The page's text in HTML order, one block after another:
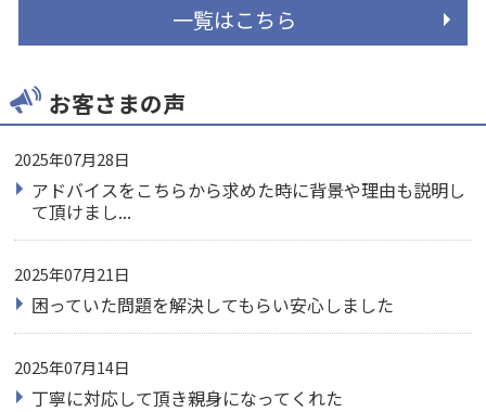
一覧はこちら
お客さまの声
2025年07月28日
アドバイスをこちらから求めた時に背景や理由も説明し
て頂けまし...
2025年07月21日
困っていた問題を解決してもらい安心しました
2025年07月14日
丁寧に対応して頂き親身になってくれた